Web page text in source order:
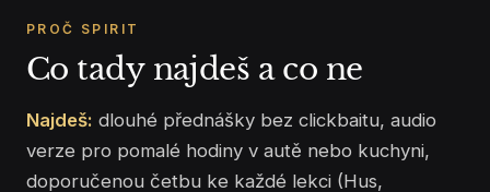
PROČ SPIRIT
Co tady najdeš a co ne
Najdeš: dlouhé přednášky bez clickbaitu, audio
verze pro pomalé hodiny v autě nebo kuchyni,
doporučenou četbu ke každé lekci (Hus,